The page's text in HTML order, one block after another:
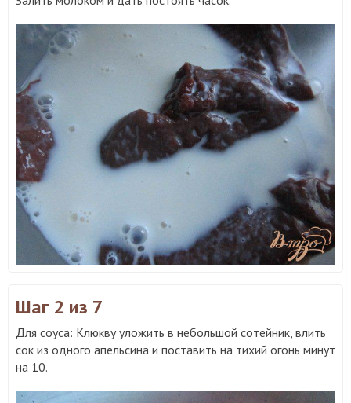
Шаг 2 из 7
Для соуса: Клюкву уложить в небольшой сотейник, влить
сок из одного апельсина и поставить на тихий огонь минут
на 10.